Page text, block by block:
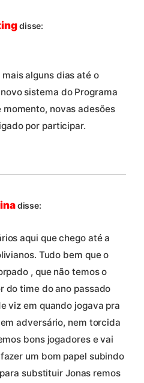
disse:
alguns dias até o
sistema do Programa
momento, novas adesões
por participar.
disse:
aqui que chego até a
Tudo bem que o
, que não temos o
do time do ano passado
viz em quando jogava pra
adversário, nem torcida
bons jogadores e vai
um bom papel subindo
substituir Jonas remos